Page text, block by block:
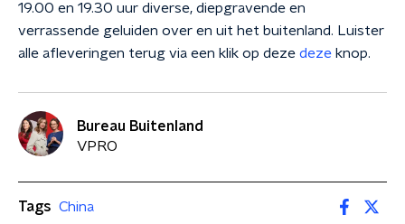
19.00 en 19.30 uur diverse, diepgravende en
verrassende geluiden over en uit het buitenland. Luister
alle afleveringen terug via een klik op deze deze knop.
Bureau Buitenland
VPRO
Tags China